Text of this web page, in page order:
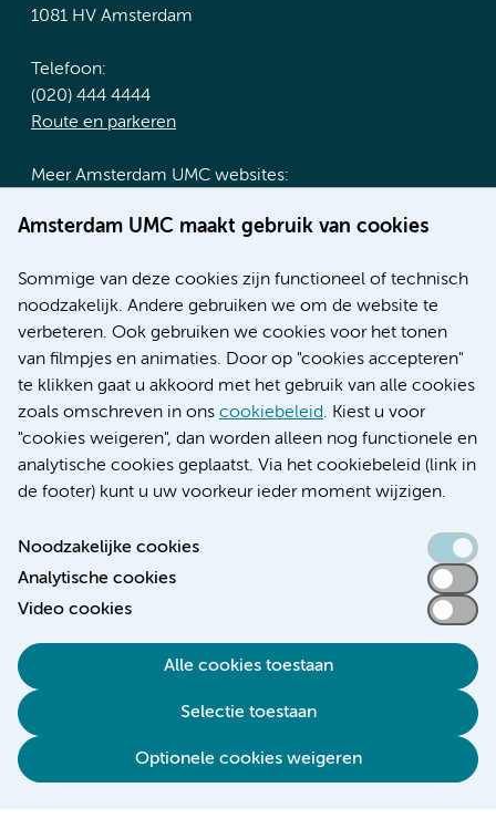
Amsterdam UMC maakt gebruik van cookies
Sommige van deze cookies zijn functioneel of technisch
noodzakelijk. Andere gebruiken we om de website te
verbeteren. Ook gebruiken we cookies voor het tonen
van filmpjes en animaties. Door op "cookies accepteren"
te klikken gaat u akkoord met het gebruik van alle cookies
zoals omschreven in ons cookiebeleid. Kiest u voor
"cookies weigeren", dan worden alleen nog functionele en
analytische cookies geplaatst. Via het cookiebeleid (link in
de footer) kunt u uw voorkeur ieder moment wijzigen.
Noodzakelijke cookies
Analytische cookies
Video cookies
Alle cookies toestaan
Selectie toestaan
Optionele cookies weigeren
1081 HV Amsterdam
Telefoon:
(020) 444 4444
Route en parkeren
Meer Amsterdam UMC websites:
Werken bij Amsterdam UMC
Nieuws
Research
Educatie locatie AMC
Educatie locatie VUmc
Verwijzen & diagnostiek
Toegankelijkheidsverklaring
Responsible disclosure